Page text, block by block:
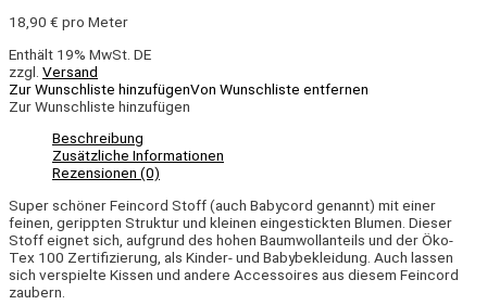
18,90 € pro Meter
Enthält 19% MwSt. DE
zzgl. Versand
Zur Wunschliste hinzufügenVon Wunschliste entfernen
Zur Wunschliste hinzufügen
Beschreibung
Zusätzliche Informationen
Rezensionen (0)
Super schöner Feincord Stoff (auch Babycord genannt) mit einer
feinen, gerippten Struktur und kleinen eingestickten Blumen. Dieser
Stoff eignet sich, aufgrund des hohen Baumwollanteils und der Öko-
Tex 100 Zertifizierung, als Kinder- und Babybekleidung. Auch lassen
sich verspielte Kissen und andere Accessoires aus diesem Feincord
zaubern.